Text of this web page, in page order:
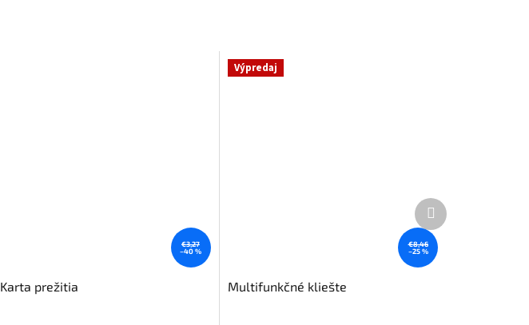
€3,27
–40 %
Karta prežitia
Výpredaj
€8,46
–25 %
Multifunkčné kliešte
Ďalší
produkt